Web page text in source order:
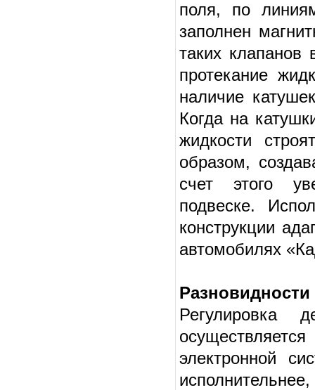
поля, по
заполнен
таких
протекание
наличие
Когда на
жидкости
образом,
счет этого
подвеске.
конструкции
автомобилях
Регулировка
электронной